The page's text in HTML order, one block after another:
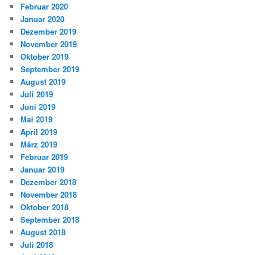
Februar 2020
Januar 2020
Dezember 2019
November 2019
Oktober 2019
September 2019
August 2019
Juli 2019
Juni 2019
Mai 2019
April 2019
März 2019
Februar 2019
Januar 2019
Dezember 2018
November 2018
Oktober 2018
September 2018
August 2018
Juli 2018